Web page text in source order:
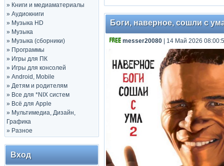
» Книги и медиаматериалы
» Аудиокниги
» Музыка HD
» Музыка
» Музыка (сборники)
» Программы
» Игры для ПК
» Игры для консолей
» Android, Mobile
» Детям и родителям
» Все для *NIX систем
» Всё для Apple
» Мультимедиа, Дизайн,
Графика
» Разное
Вход
Боги, наверное, сошли с
messer20080 | 14 Май 2026